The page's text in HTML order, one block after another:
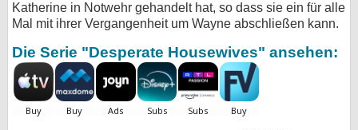
Katherine in Notwehr gehandelt hat, so dass sie ein für alle
Mal mit ihrer Vergangenheit um Wayne abschließen kann.
Die Serie "Desperate Housewives" ansehen: